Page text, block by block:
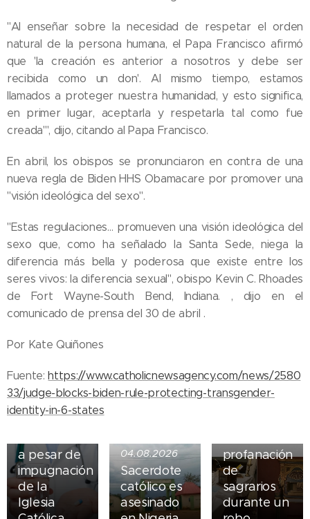
"Al enseñar sobre la necesidad de respetar el orden
natural de la persona humana, el Papa Francisco afirmó
que 'la creación es anterior a nosotros y debe ser
recibida como un don'. Al mismo tiempo, estamos
llamados a proteger nuestra humanidad, y esto significa,
en primer lugar, aceptarla y respetarla tal como fue
creada'", dijo, citando al Papa Francisco.
En abril, los obispos se pronunciaron en contra de una
nueva regla de Biden HHS Obamacare por promover una
"visión ideológica del sexo".
"Estas regulaciones… promueven una visión ideológica del
sexo que, como ha señalado la Santa Sede, niega la
diferencia más bella y poderosa que existe entre los
seres vivos: la diferencia sexual", obispo Kevin C. Rhoades
de Fort Wayne-South Bend, Indiana. , dijo en el
comunicado de prensa del 30 de abril .
Por Kate Quiñones
Fuente: https://www.catholicnewsagency.com/news/2580
33/judge-blocks-biden-rule-protecting-transgender-
identity-in-6-states
05.08.2026
suicidio
asistido
entra en
a pesar de
impugnación
de la
Iglesia
04.08.2026
Sacerdote
católico es
asesinado
04.08.2026
profanación
de
sagrarios
durante un